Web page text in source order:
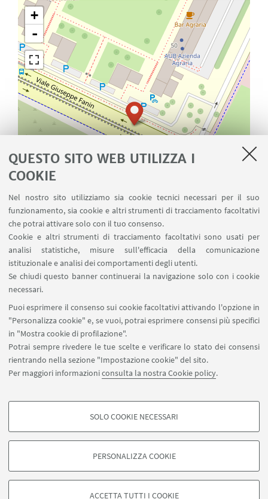
QUESTO SITO WEB UTILIZZA I
COOKIE
Nel nostro sito utilizziamo sia cookie tecnici necessari per il suo
funzionamento, sia cookie e altri strumenti di tracciamento facoltativi
che potrai attivare solo con il tuo consenso.
Cookie e altri strumenti di tracciamento facoltativi sono usati per
analisi statistiche, misure sull'efficacia della comunicazione
istituzionale e analisi dei comportamenti degli utenti.
Se chiudi questo banner continuerai la navigazione solo con i cookie
necessari.
Puoi esprimere il consenso sui cookie facoltativi attivando l'opzione in
"Personalizza cookie" e, se vuoi, potrai esprimere consensi più specifici
in "Mostra cookie di profilazione".
Potrai sempre rivedere le tue scelte e verificare lo stato dei consensi
rientrando nella sezione "Impostazione cookie" del sito.
Per maggiori informazioniconsulta la nostra Cookie policy.
COOKIE DI PROFILAZIONE - FACOLTATIVI
degli utenti, creare profili in base al loro comportamento sul sito, per analisi
di marketing.
SOLO COOKIE NECESSARI
PERSONALIZZA COOKIE
ACCETTA TUTTI I COOKIE
+
-
Leaflet| © OpenStreetMap
Partecipazione alla visita in Liguria 2020
Seguici su: